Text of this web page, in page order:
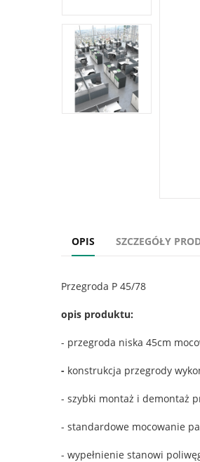
OPIS SZCZEGÓŁY
Przegroda P 45/78
opis produktu:
- przegroda niska 45cm
- konstrukcja przegrody
- szybki montaż i demontaż
- standardowe mocowanie
- wypełnienie stanowi